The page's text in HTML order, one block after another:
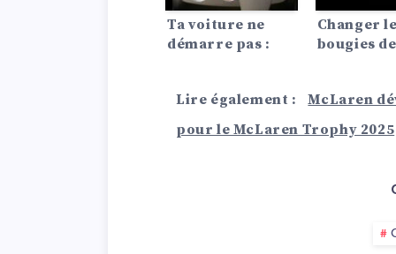
Ta voiture ne
démarre pas :
fréquentes !
Changer
bougies de
comment
marche !
Lire également :
McLaren
pour le McLaren Trophy 2025